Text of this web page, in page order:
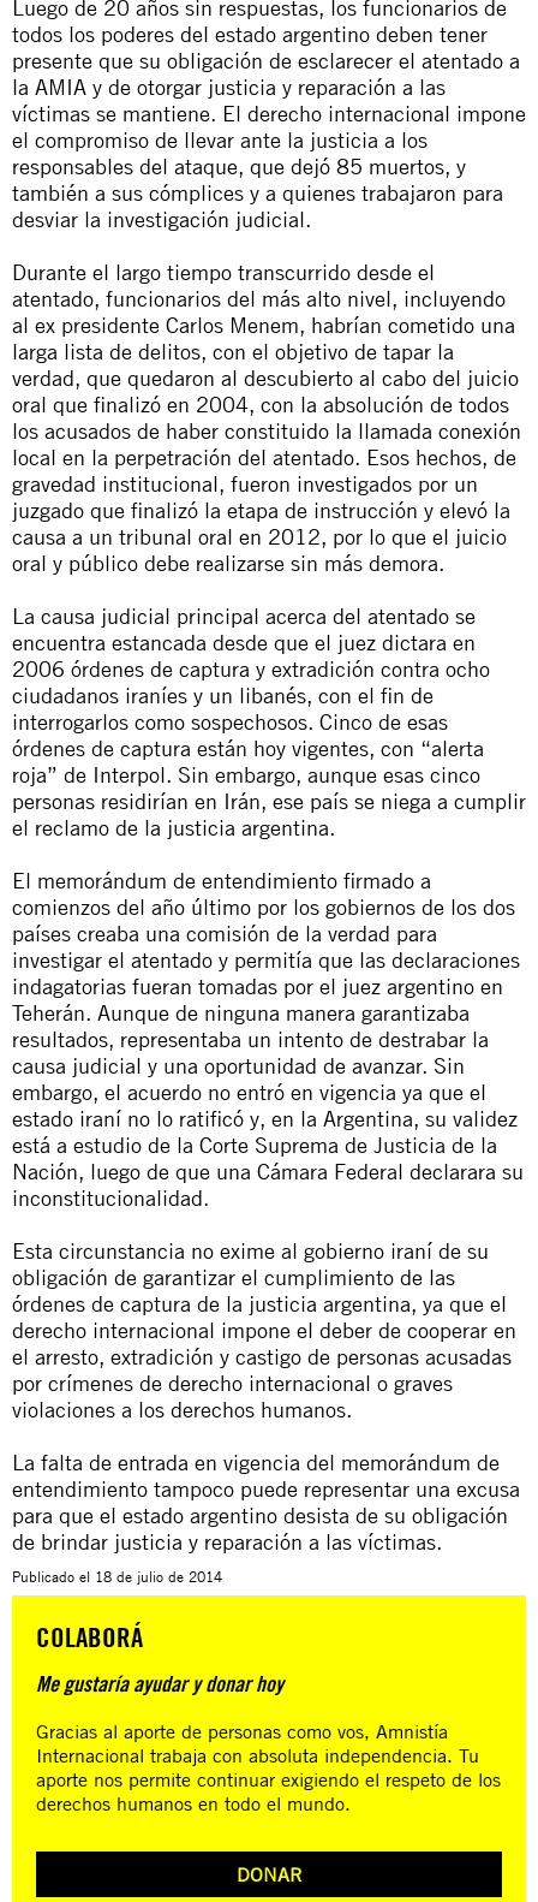
Luego de 20 años sin respuestas, los funcionarios de
todos los poderes del estado argentino deben tener
presente que su obligación de esclarecer el atentado a
la AMIA y de otorgar justicia y reparación a las
víctimas se mantiene. El derecho internacional impone
el compromiso de llevar ante la justicia a los
responsables del ataque, que dejó 85 muertos, y
también a sus cómplices y a quienes trabajaron para
desviar la investigación judicial.
Durante el largo tiempo transcurrido desde el
atentado, funcionarios del más alto nivel, incluyendo
al ex presidente Carlos Menem, habrían cometido una
larga lista de delitos, con el objetivo de tapar la
verdad, que quedaron al descubierto al cabo del juicio
oral que finalizó en 2004, con la absolución de todos
los acusados de haber constituido la llamada conexión
local en la perpetración del atentado. Esos hechos, de
gravedad institucional, fueron investigados por un
juzgado que finalizó la etapa de instrucción y elevó la
causa a un tribunal oral en 2012, por lo que el juicio
oral y público debe realizarse sin más demora.
La causa judicial principal acerca del atentado se
encuentra estancada desde que el juez dictara en
2006 órdenes de captura y extradición contra ocho
ciudadanos iraníes y un libanés, con el fin de
interrogarlos como sospechosos. Cinco de esas
órdenes de captura están hoy vigentes, con “alerta
roja” de Interpol. Sin embargo, aunque esas cinco
personas residirían en Irán, ese país se niega a cumplir
el reclamo de la justicia argentina.
El memorándum de entendimiento firmado a
comienzos del año último por los gobiernos de los dos
países creaba una comisión de la verdad para
investigar el atentado y permitía que las declaraciones
indagatorias fueran tomadas por el juez argentino en
Teherán. Aunque de ninguna manera garantizaba
resultados, representaba un intento de destrabar la
causa judicial y una oportunidad de avanzar. Sin
embargo, el acuerdo no entró en vigencia ya que el
estado iraní no lo ratificó y, en la Argentina, su validez
está a estudio de la Corte Suprema de Justicia de la
Nación, luego de que una Cámara Federal declarara su
inconstitucionalidad.
Esta circunstancia no exime al gobierno iraní de su
obligación de garantizar el cumplimiento de las
órdenes de captura de la justicia argentina, ya que el
derecho internacional impone el deber de cooperar en
el arresto, extradición y castigo de personas acusadas
por crímenes de derecho internacional o graves
violaciones a los derechos humanos.
La falta de entrada en vigencia del memorándum de
entendimiento tampoco puede representar una excusa
para que el estado argentino desista de su obligación
de brindar justicia y reparación a las víctimas.
Publicado el 18 de julio de 2014
COLABORÁ
Me gustaría ayudar y donar hoy
Gracias al aporte de personas como vos, Amnistía
Internacional trabaja con absoluta independencia. Tu
aporte nos permite continuar exigiendo el respeto de los
derechos humanos en todo el mundo.
DONAR